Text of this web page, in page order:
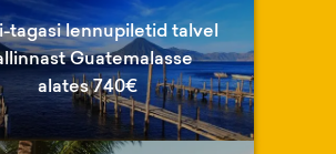
tagasi lennupiletid talvel
Guatemalasse
alates 740€